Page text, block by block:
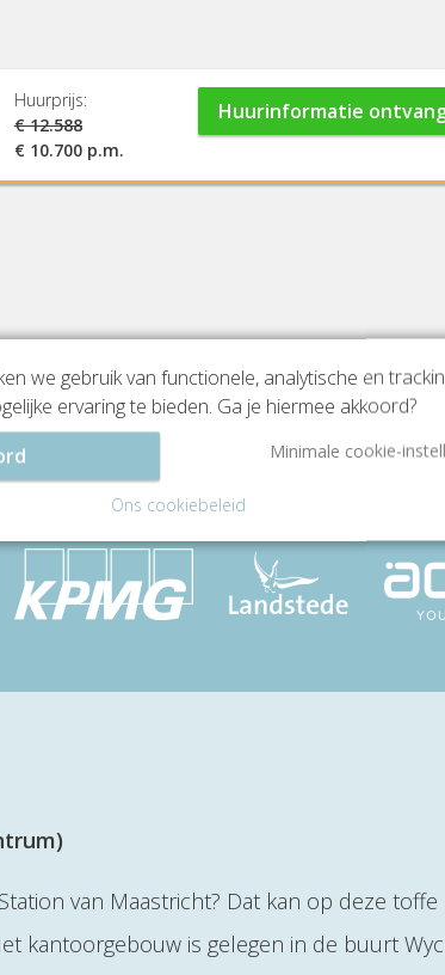
Huurprijs:
€ 12.588
€ 10.700 p.m.
Huurinformatie
van Maastricht? Dat kan op deze toffe
kantoorgebouw is gelegen in de buurt
we gebruik van functionele, analytische en
ervaring te bieden. Ga je hiermee akkoord?
Minimale cookie-
Ons cookiebeleid